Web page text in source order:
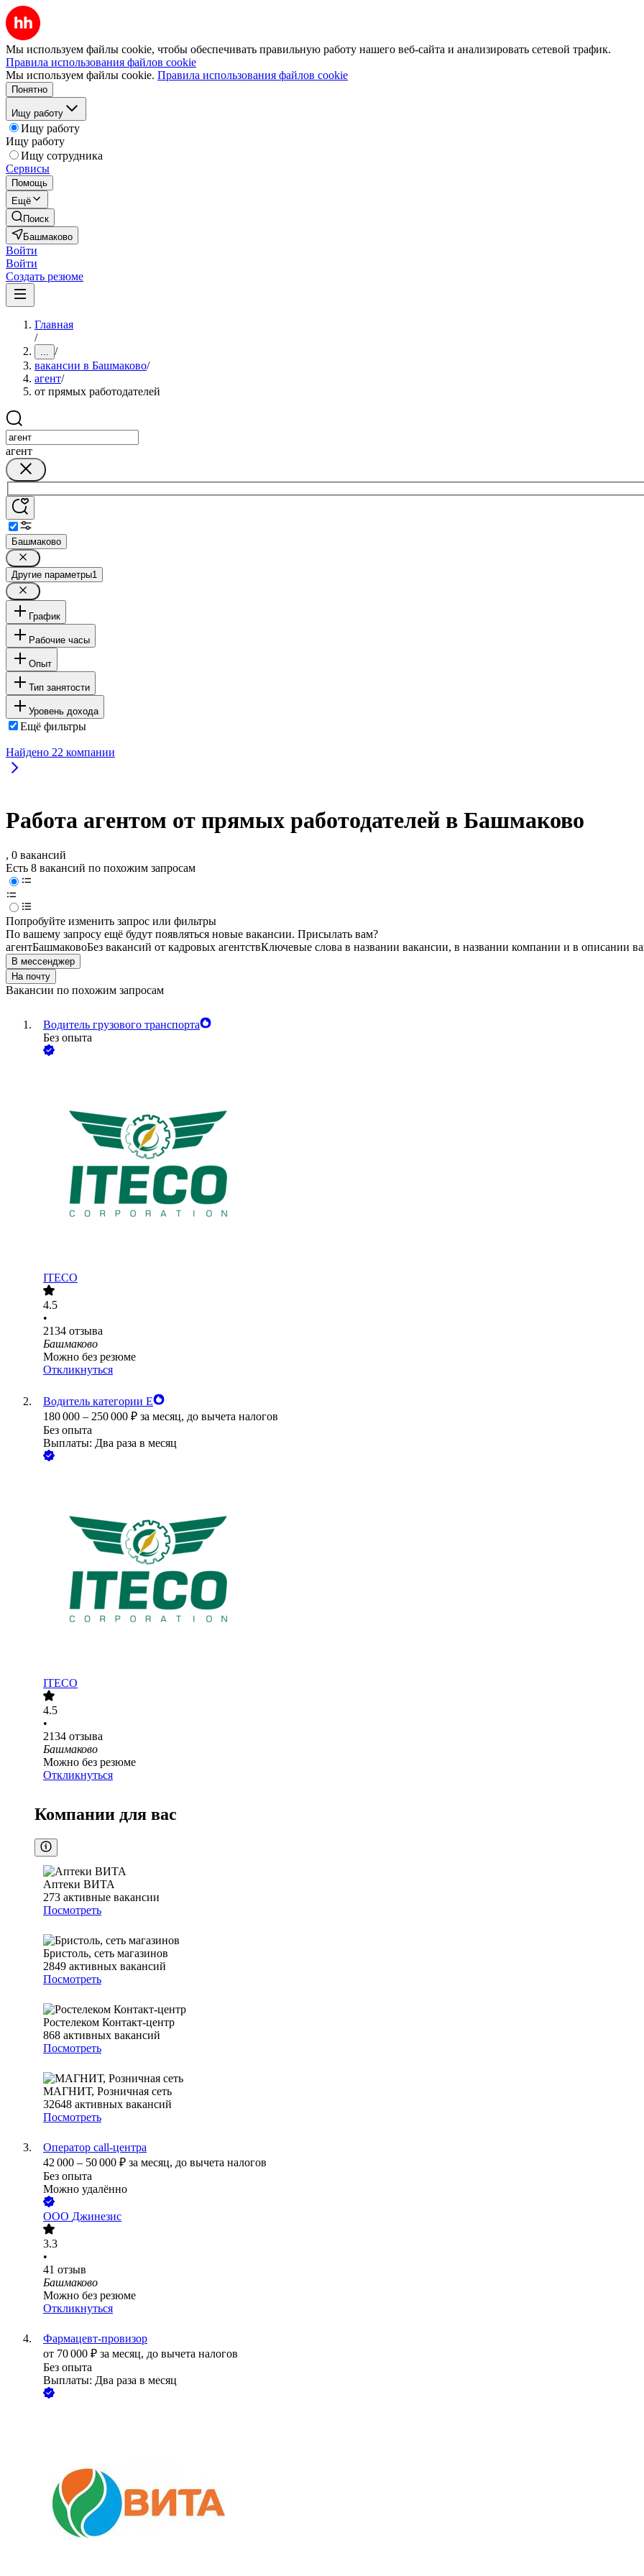
Мы используем файлы cookie, чтобы обеспечивать правильную работу нашего веб-сайта и анализировать сетевой трафик.
Правила использования файлов cookie
Мы используем файлы cookie. Правила использования файлов cookie
Понятно
Ищу работу
Ищу работу
Ищу работу
Ищу сотрудника
Сервисы
Помощь
Ещё
Поиск
Башмаково
Войти
Войти
Создать резюме
Главная
/
... /
вакансии в Башмаково/
агент/
от прямых работодателей
агент
Башмаково
Другие параметры1
График
Рабочие часы
Опыт
Тип занятости
Уровень дохода
Ещё фильтры
Найдено 22 компании
Работа агентом от прямых работодателей в Башмаково
, 0 вакансий
Есть 8 вакансий по похожим запросам
Попробуйте изменить запрос или фильтры
По вашему запросу ещё будут появляться новые вакансии. Присылать вам?
агентБашмаковоБез вакансий от кадровых агентствКлючевые слова в названии вакансии, в названии компании и в описании
В мессенджер
На почту
Вакансии по похожим запросам
Водитель грузового транспорта
Без опыта
ITECO
4.5
•
2134 отзыва
Башмаково
Можно без резюме
Откликнуться
Водитель категории Е
180 000 – 250 000 ₽ за месяц, до вычета налогов
Без опыта
Выплаты: Два раза в месяц
ITECO
4.5
•
2134 отзыва
Башмаково
Можно без резюме
Откликнуться
Компании для вас
Аптеки ВИТА
273 активные вакансии
Посмотреть
Бристоль, сеть магазинов
2849 активных вакансий
Посмотреть
Ростелеком Контакт-центр
868 активных вакансий
Посмотреть
МАГНИТ, Розничная сеть
32648 активных вакансий
Посмотреть
Оператор call-центра
42 000 – 50 000 ₽ за месяц, до вычета налогов
Без опыта
Можно удалённо
ООО Джинезис
3.3
•
41 отзыв
Башмаково
Можно без резюме
Откликнуться
Фармацевт-провизор
от 70 000 ₽ за месяц, до вычета налогов
Без опыта
Выплаты: Два раза в месяц